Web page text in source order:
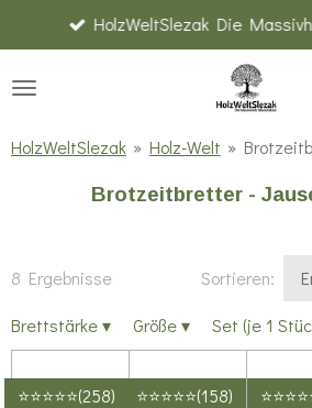
Hauptinhalt
springen
HolzWeltSlezak Die
HolzWeltSlezak » Holz-Welt »
Brotzeitbretter -
8 Ergebnisse Sortieren:
Brettstärke▾ Größe▾ Set (je 1
⭐⭐⭐⭐⭐(258) ⭐⭐⭐⭐⭐(158)